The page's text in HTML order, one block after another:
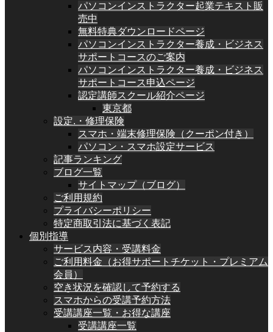
パソコンインストラクター起業テキスト販
売中
無料特典ダウンロードページ
パソコンインストラクター養成・ビジネス
サポートコースのご案内
パソコンインストラクター養成・ビジネス
サポートコース申込ページ
認定講師スクール紹介ページ
東京都
設定.・修理保険
スマホ・端末修理保険（クーポン付き）
パソコン・スマホ設定サービス
記事ランキング
ブログ一覧
サイトマップ（ブログ）
ご利用規約
プライバシーポリシー
特定商取引法に基づく表記
個別指導
サービス内容・受講料金
ご利用料金（お得サポートチケット・プレミアム
会員）
空き状況を確認して予約する
スマホからの受講予約方法
受講講座一覧・お得な講座
受講講座一覧